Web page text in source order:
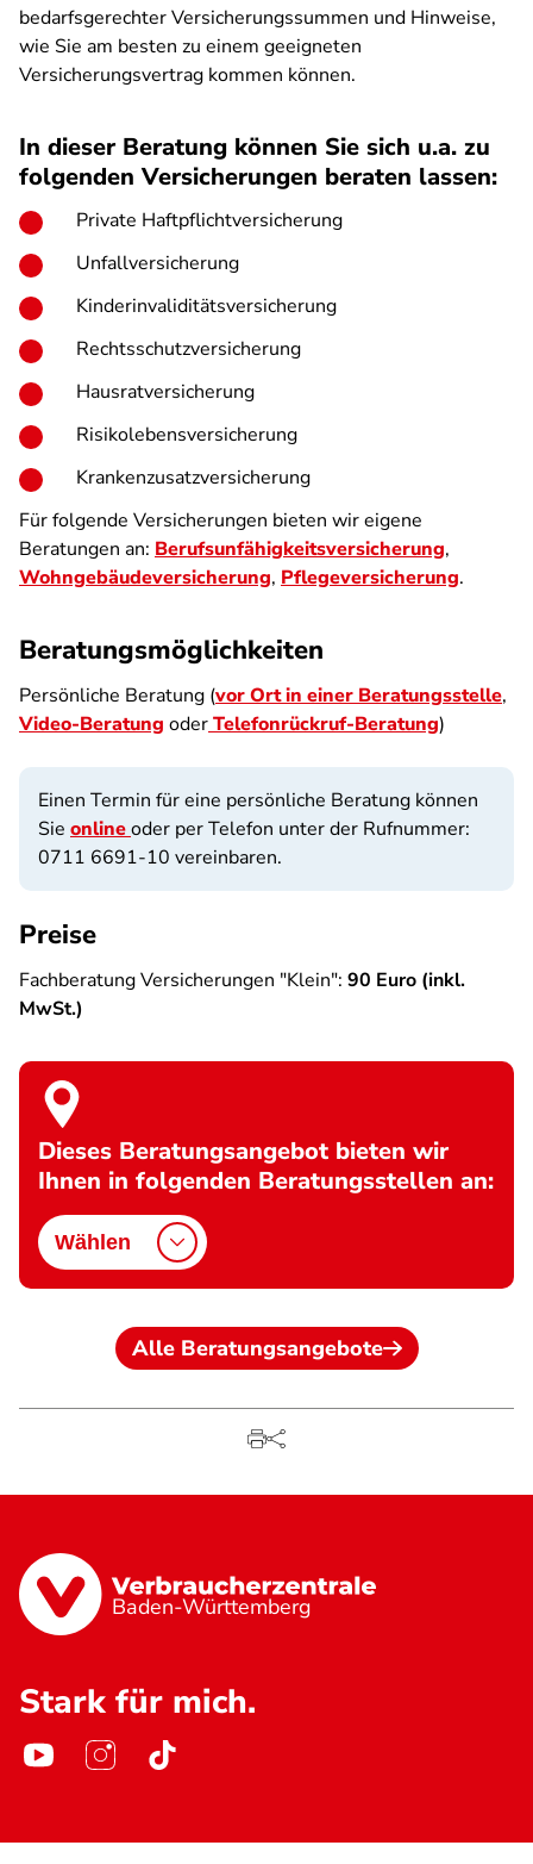
bedarfsgerechter Versicherungssummen und Hinweise,
wie Sie am besten zu einem geeigneten
Versicherungsvertrag kommen können.
In dieser Beratung können Sie sich u.a. zu
folgenden Versicherungen beraten lassen:
Private Haftpflichtversicherung
Unfallversicherung
Kinderinvaliditätsversicherung
Rechtsschutzversicherung
Hausratversicherung
Risikolebensversicherung
Krankenzusatzversicherung
Für folgende Versicherungen bieten wir eigene
Beratungen an: Berufsunfähigkeitsversicherung,
Wohngebäudeversicherung, Pflegeversicherung.
Beratungsmöglichkeiten
Persönliche Beratung (vor Ort in einer Beratungsstelle,
Video-Beratung oderTelefonrückruf-Beratung)
Einen Termin für eine persönliche Beratung können
Sie onlineoder per Telefon unter der Rufnummer:
0711 6691-10 vereinbaren.
Preise
Fachberatung Versicherungen "Klein": 90 Euro (inkl.
MwSt.)
Dieses Beratungsangebot bieten wir
Ihnen in folgenden Beratungsstellen an:
Wählen
Alle Beratungsangebote
Baden-Württemberg
Stark für mich.